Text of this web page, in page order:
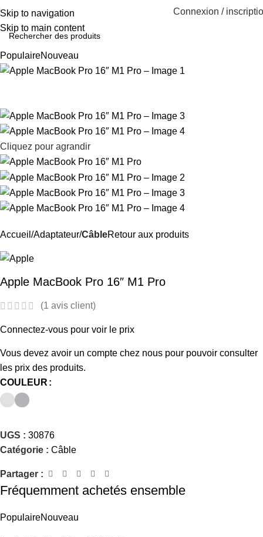
Skip to navigation
Skip to main content
Connexion /
PopulaireNouveau
Cliquez pour agrandir
Accueil Adaptateur CâbleRetour aux produits
Apple MacBook Pro 16″ M1 Pro
(1 avis client)
Connectez-vous pour voir le prix
Vous devez avoir un compte chez nous pour pouvoir consulter
les prix des produits.
COULEUR
UGS : 30876
Catégorie : Câble
Partager :
Fréquemment achetés ensemble
PopulaireNouveau